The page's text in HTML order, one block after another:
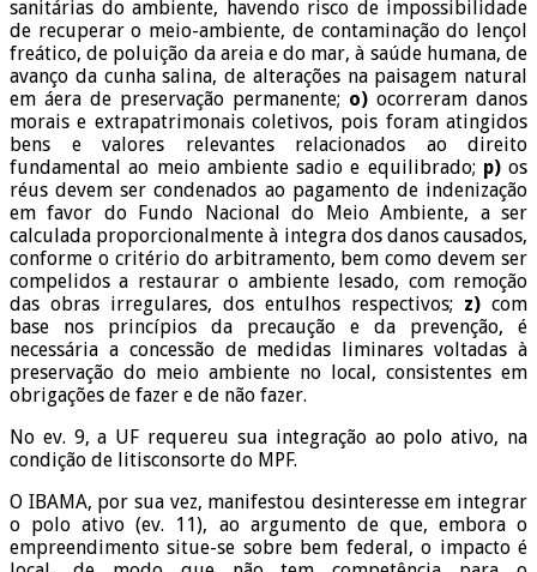
sanitárias do ambiente, havendo risco de impossibilidade
de recuperar o meio-ambiente, de contaminação do lençol
freático, de poluição da areia e do mar, à saúde humana, de
avanço da cunha salina, de alterações na paisagem natural
em áera de preservação permanente; o) ocorreram danos
morais e extrapatrimonais coletivos, pois foram atingidos
bens e valores relevantes relacionados ao direito
fundamental ao meio ambiente sadio e equilibrado; p)os
réus devem ser condenados ao pagamento de indenização
em favor do Fundo Nacional do Meio Ambiente, a ser
calculada proporcionalmente à integra dos danos causados,
conforme o critério do arbitramento, bem como devem ser
compelidos a restaurar o ambiente lesado, com remoção
das obras irregulares, dos entulhos respectivos; z) com
base nos princípios da precaução e da prevenção, é
necessária a concessão de medidas liminares voltadas à
preservação do meio ambiente no local, consistentes em
obrigações de fazer e de não fazer.
No ev. 9, a UF requereu sua integração ao polo ativo, na
condição de litisconsorte do MPF.
O IBAMA, por sua vez, manifestou desinteresse em integrar
o polo ativo (ev. 11), ao argumento de que, embora o
empreendimento situe-se sobre bem federal, o impacto é